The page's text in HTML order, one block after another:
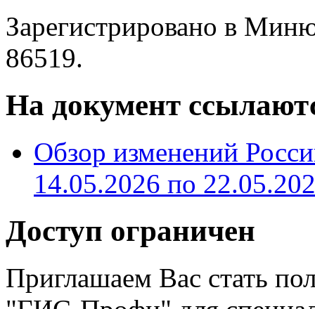
Зарегистрировано в
86519.
На документ
Обзор изменений
14.05.2026 по
Доступ ограничен
Приглашаем Вас стать